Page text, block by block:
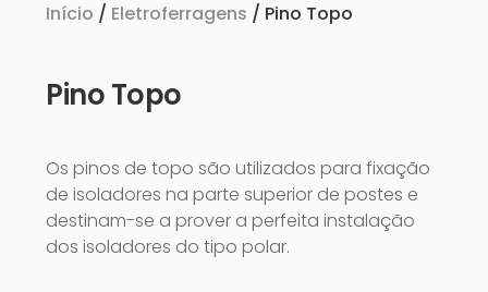
Início / Eletroferragens / Pino Topo
Pino Topo
Os pinos de topo são utilizados para fixação
de isoladores na parte superior de postes e
destinam-se a prover a perfeita instalação
dos isoladores do tipo polar.